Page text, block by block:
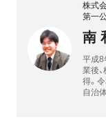
株式
第一
南
平成8
業後
得。
自治